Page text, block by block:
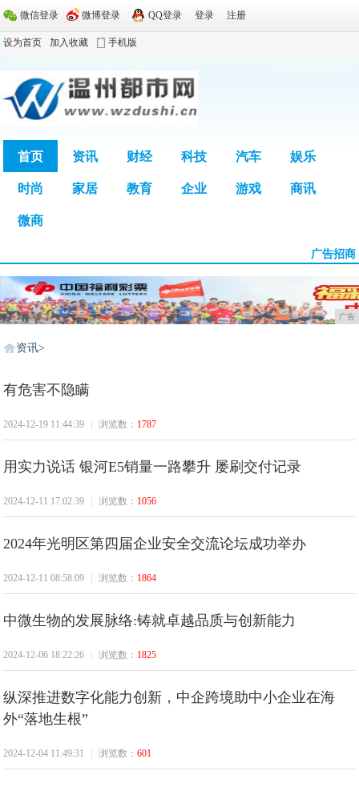
微信登录 微博登录 QQ登录 登录 注册
设为首页 加入收藏 手机版
首页 资讯 财经 科技 汽车 娱乐
时尚 家居 教育 企业 游戏 商讯
微商
广告招商
广告
州
>
资讯
有危害不隐瞒
2024-12-19 11:44:39 浏览数： 1787
用实力说话 银河E5销量一路攀升 屡刷交付记录
2024-12-11 17:02:39 浏览数： 1056
2024年光明区第四届企业安全交流论坛成功举办
2024-12-11 08:58:09 浏览数： 1864
中微生物的发展脉络:铸就卓越品质与创新能力
2024-12-06 18:22:26 浏览数： 1825
纵深推进数字化能力创新，中企跨境助中小企业在海
外“落地生根”
2024-12-04 11:49:31 浏览数：601